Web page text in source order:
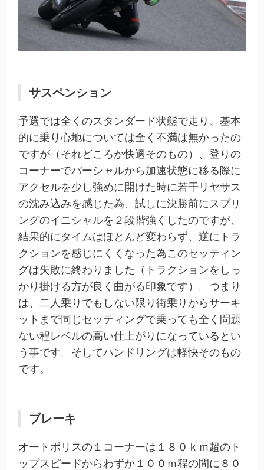
サスペンション
予選では全くのスタンダード状態で走り、基本
的に乗り心地については全く不満は無かったの
ですが（それどころか快適そのもの）、登りの
コーナーでパーシャルから加速状態に移る際に
アクセルを少し強めに開けた時に若干リヤサス
の沈み込みを感じた為、試しに決勝前にスプリ
ングのイニシャルを２段階強くしたのですが、
結果的にタイムはほとんど変わらず、逆にトラ
クションを感じにくくなった為このセッティン
グは失敗に終わりました（トラクションをしっ
かり掛ける方が良く曲がる印象です）。つまり
は、二人乗りでもしない限り街乗りからサーキ
ットまで同じセッティングで乗っても全く問題
ない程レベルの高い仕上がりになっているとい
う事です。そしてハンドリングは軽快そのもの
です。
ブレーキ
オートポリスの１コーナーは１８０ｋｍ超のト
ップスピードからわずか１００ｍ程の間に８０